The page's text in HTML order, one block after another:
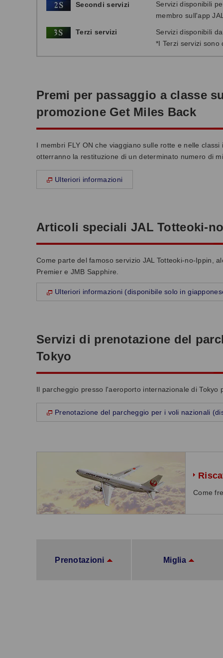
Secondi servizi
Servizi disponibili
membro sull'app
Terzi servizi
Servizi disponibili
* I Terzi servizi
Premi per passaggio a classe
promozione Get Miles Back
I membri FLY ON che viaggiano sulle rotte e nelle
otterranno la restituzione di un determinato numero di
Ulteriori informazioni
Articoli speciali JAL Totteoki-
Come parte del famoso servizio JAL Totteoki-no-Ippin,
Premier e JMB Sapphire.
Ulteriori informazioni (disponibile solo in
Servizi di prenotazione del
Tokyo
Il parcheggio presso l'aeroporto internazionale di
Prenotazione del parcheggio per i voli nazionali
Come
Prenotazioni Miglia